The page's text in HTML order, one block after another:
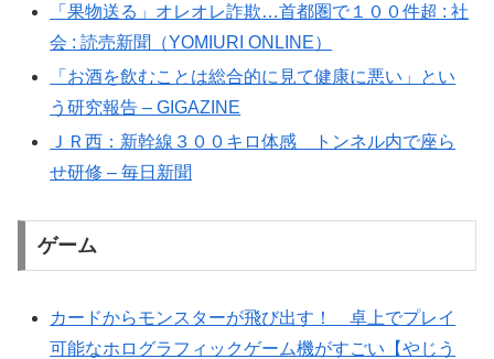
「果物送る」オレオレ詐欺…首都圏で１００件超 : 社
会 : 読売新聞（YOMIURI ONLINE）
「お酒を飲むことは総合的に見て健康に悪い」とい
う研究報告 – GIGAZINE
ＪＲ西：新幹線３００キロ体感 トンネル内で座ら
せ研修 – 毎日新聞
ゲーム
カードからモンスターが飛び出す！ 卓上でプレイ
可能なホログラフィックゲーム機がすごい【やじう